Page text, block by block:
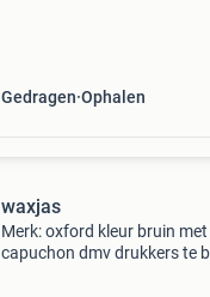
Gedragen Ophalen
waxjas
Merk: oxford kleur bruin
capuchon dmv drukkers te